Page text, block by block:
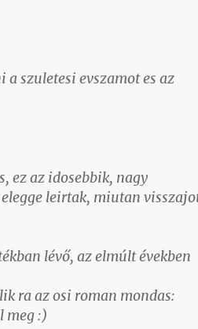
szuletesi evszamot es az
ez az idosebbik, nagy
leirtak, miutan
lévő, az elmúlt években
ra az osi roman mondas:
meg :)